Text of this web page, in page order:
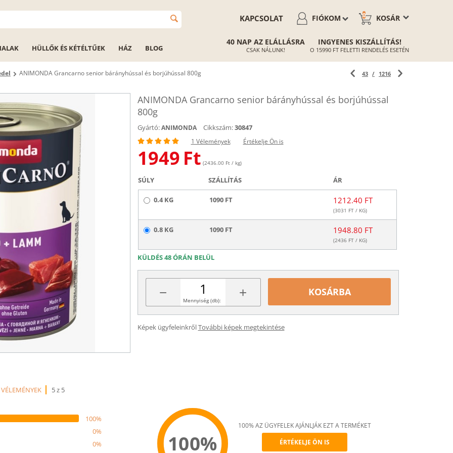
KOSÁR
0
FIÓKOM
KAPCSOLAT
HÜLLŐK ÉS KÉTÉLTŰEK HÁZ BLOG
40 NAP AZ ELÁLLÁSRA
CSAK NÁLUNK!
INGYENES KISZÁLLÍTÁS!
O 15990 FT FELETTI RENDELÉS ESETÉN
ANIMONDA Grancarno senior bárányhússal és borjúhússal 800g 43 / 1216
ANIMONDA Grancarno senior bárányhússal és borjúhússal
800g
Gyártó: ANIMONDA Cikkszám:30847
1 Vélemények Értékelje Ön is
1949 Ft (2436.00 Ft / kg)
SÚLY SZÁLLÍTÁS ÁR
0.4 KG 1090 FT 1212.40 FT
(3031 FT / KG)
0.8 KG 1090 FT 1948.80 FT
(2436 FT / KG)
KÜLDÉS 48 ÓRÁN BELÜL
− +
Mennyiség (db):
KOSÁRBA
Képek ügyfeleinkrőlTovábbi képek megtekintése
5 z 5
100%
0%
0%
100%
100% AZ ÜGYFELEK AJÁNLJÁK EZT A TERMÉKET
ÉRTÉKELJE ÖN IS